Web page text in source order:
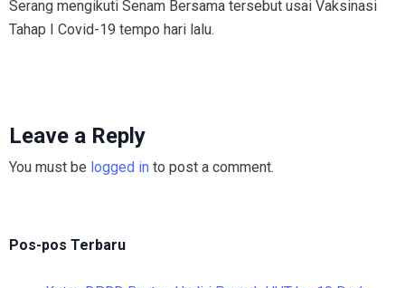
Serang mengikuti Senam Bersama tersebut usai Vaksinasi
Tahap I Covid-19 tempo hari lalu.
Leave a Reply
You must be logged in to post a comment.
Pos-pos Terbaru